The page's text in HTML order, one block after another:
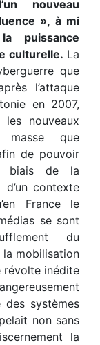
nouveau
», à mi
puissance
culturelle. La
que
l’attaque
en 2007,
nouveaux
que
de pouvoir
biais de la
contexte
France le
se sont
du
la mobilisation
révolte inédite
systèmes
non sans
la